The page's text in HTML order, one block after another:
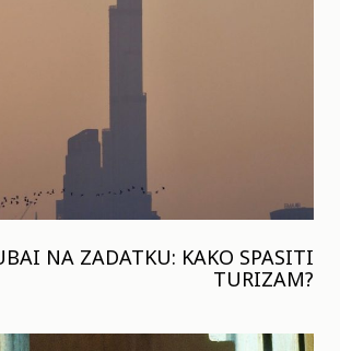
NA ZADATKU: KAKO SPASITI
TURIZAM?